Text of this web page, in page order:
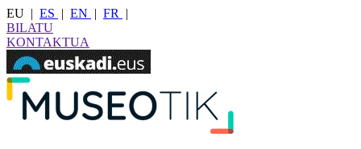
EU | ES | EN | FR
|
BILATU
KONTAKTUA